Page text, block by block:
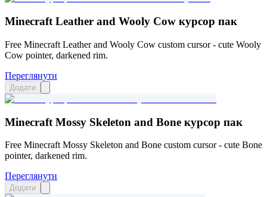
Minecraft Leather and Wooly Cow курсор пак
Free Minecraft Leather and Wooly Cow custom cursor - cute Wooly
Cow pointer, darkened rim.
Переглянути
Додати
Minecraft Mossy Skeleton and Bone курсор пак
Free Minecraft Mossy Skeleton and Bone custom cursor - cute Bone
pointer, darkened rim.
Переглянути
Додати